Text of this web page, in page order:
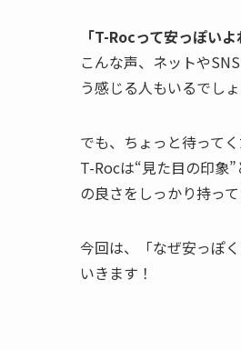
「T-Rocって安っぽいよ
こんな声、ネットや
う感じる人もいるでしょ
でも、ちょっと待ってく
T-Rocは“見た目の印象
の良さをしっかり持って
今回は、「なぜ安っぽ
いきます！